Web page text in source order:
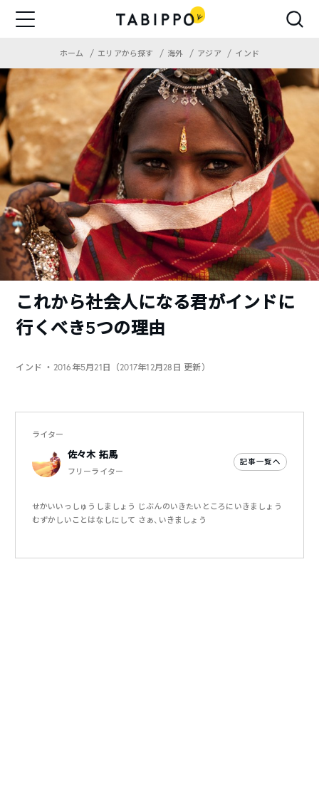
ホーム エリアから探す 海外 アジア インド
これから社会人になる君がインドに
行くべき5つの理由
インド ・2016年5月21日（2017年12月28日 更新）
ライター
佐々木 拓馬
フリーライター
記事一覧へ
せかいいっしゅうしましょう じぶんのいきたいところにいきましょう
むずかしいことはなしにして さぁ、いきましょう